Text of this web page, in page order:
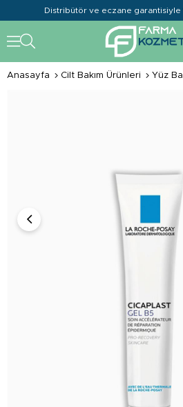
Distribütör ve eczane garantisiyle
Anasayfa Cilt Bakım Ürünleri Yüz